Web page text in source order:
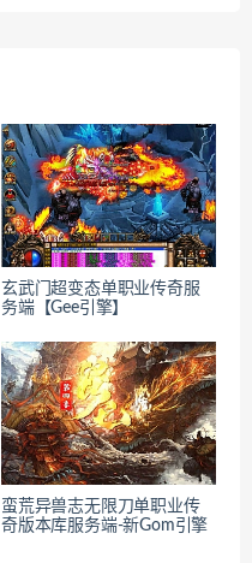
玄武门超变态单职业传奇服
务端【Gee引擎】
蛮荒异兽志无限刀单职业传
奇版本库服务端-新Gom引擎